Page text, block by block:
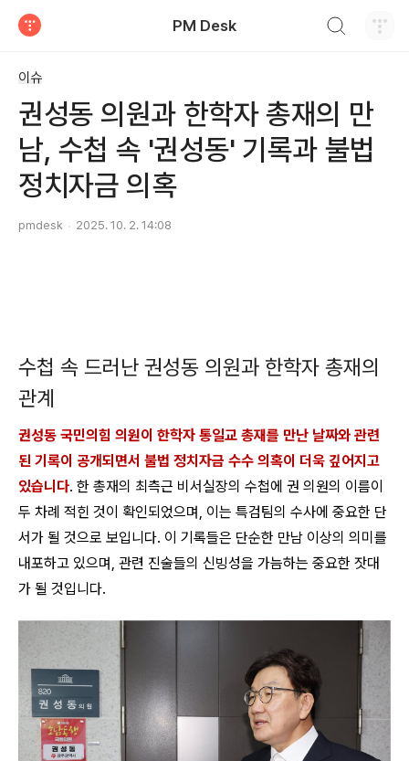
PM Desk
이슈
권성동 의원과 한학자 총재의 만
남, 수첩 속 '권성동' 기록과 불법
정치자금 의혹
pmdesk 2025. 10. 2. 14:08
수첩 속 드러난 권성동 의원과 한학자 총재의
관계
권성동 국민의힘 의원이 한학자 통일교 총재를 만난 날짜와 관련
된 기록이 공개되면서 불법 정치자금 수수 의혹이 더욱 깊어지고
있습니다. 한 총재의 최측근 비서실장의 수첩에 권 의원의 이름이
두 차례 적힌 것이 확인되었으며, 이는 특검팀의 수사에 중요한 단
서가 될 것으로 보입니다. 이 기록들은 단순한 만남 이상의 의미를
내포하고 있으며, 관련 진술들의 신빙성을 가늠하는 중요한 잣대
가 될 것입니다.